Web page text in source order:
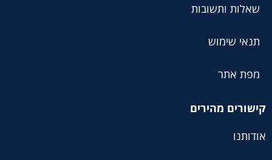
שאלות ותשובות
תנאי שימוש
מפת אתר
קישורים מהירים
אודותנו